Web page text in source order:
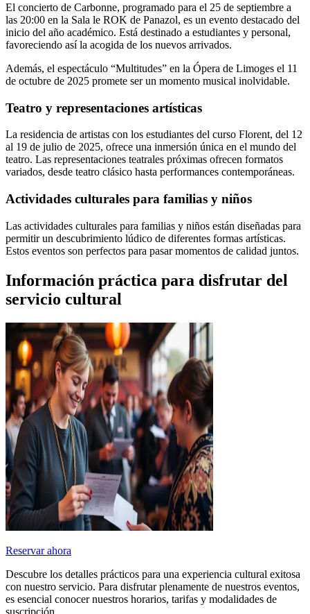
El concierto de Carbonne, programado para el 25 de septiembre a
las 20:00 en la Sala le ROK de Panazol, es un evento destacado del
inicio del año académico. Está destinado a estudiantes y personal,
favoreciendo así la acogida de los nuevos arrivados.
Además, el espectáculo “Multitudes” en la Ópera de Limoges el 11
de octubre de 2025 promete ser un momento musical inolvidable.
Teatro y representaciones artísticas
La residencia de artistas con los estudiantes del curso Florent, del 12
al 19 de julio de 2025, ofrece una inmersión única en el mundo del
teatro. Las representaciones teatrales próximas ofrecen formatos
variados, desde teatro clásico hasta performances contemporáneas.
Actividades culturales para familias y niños
Las actividades culturales para familias y niños están diseñadas para
permitir un descubrimiento lúdico de diferentes formas artísticas.
Estos eventos son perfectos para pasar momentos de calidad juntos.
Información práctica para disfrutar del
servicio cultural
Reservar ahora
Descubre los detalles prácticos para una experiencia cultural exitosa
con nuestro servicio. Para disfrutar plenamente de nuestros eventos,
es esencial conocer nuestros horarios, tarifas y modalidades de
suscripción.